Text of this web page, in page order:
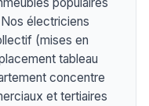
populaires
électriciens
(mises en
tableau
concentre
et tertiaires